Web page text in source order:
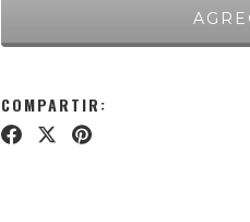
COMPARTIR: